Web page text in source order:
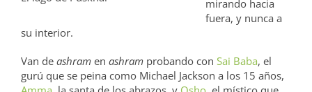
mirando hacia
fuera, y nunca a
su interior.
Van de ashram en ashram probando con Sai Baba, el
gurú que se peina como Michael Jackson a los 15 años,